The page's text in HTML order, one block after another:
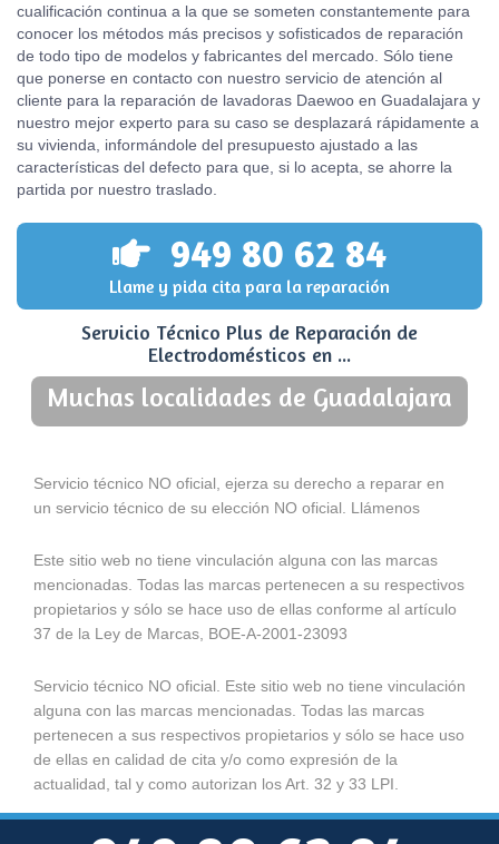
cualificación continua a la que se someten constantemente para
conocer los métodos más precisos y sofisticados de reparación
de todo tipo de modelos y fabricantes del mercado. Sólo tiene
que ponerse en contacto con nuestro servicio de atención al
cliente para la reparación de lavadoras Daewoo en Guadalajara y
nuestro mejor experto para su caso se desplazará rápidamente a
su vivienda, informándole del presupuesto ajustado a las
características del defecto para que, si lo acepta, se ahorre la
partida por nuestro traslado.
949 80 62 84
Llame y pida cita para la reparación
Servicio Técnico Plus de Reparación de
Electrodomésticos en ...
Muchas localidades de Guadalajara
Servicio técnico NO oficial, ejerza su derecho a reparar en
un servicio técnico de su elección NO oficial. Llámenos
Este sitio web no tiene vinculación alguna con las marcas
mencionadas. Todas las marcas pertenecen a su respectivos
propietarios y sólo se hace uso de ellas conforme al artículo
37 de la Ley de Marcas, BOE-A-2001-23093
Servicio técnico NO oficial. Este sitio web no tiene vinculación
alguna con las marcas mencionadas. Todas las marcas
pertenecen a sus respectivos propietarios y sólo se hace uso
de ellas en calidad de cita y/o como expresión de la
actualidad, tal y como autorizan los Art. 32 y 33 LPI.